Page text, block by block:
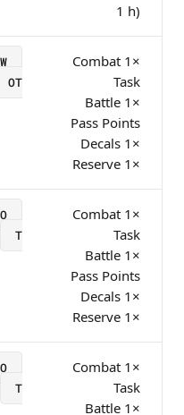
1 h)
×1 Combat
Task
×1 Battle
Pass Points
×1 Decals
×1 Reserve
OT
×1 Combat
Task
×1 Battle
Pass Points
×1 Decals
×1 Reserve
T
×1 Combat
Task
×1 Battle
T